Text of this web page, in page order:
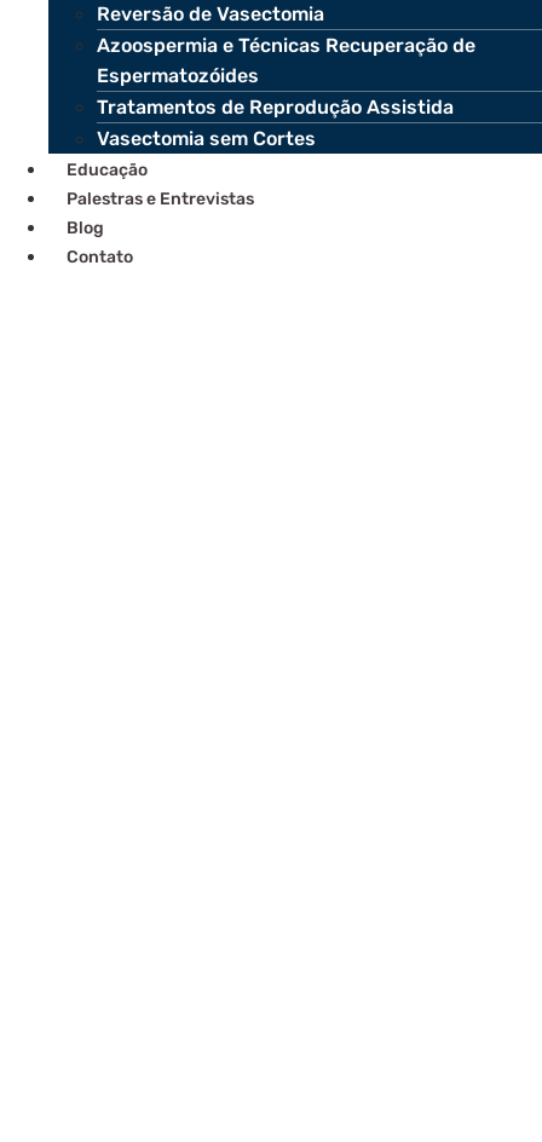
Reversão de Vasectomia
Azoospermia e Técnicas Recuperação de
Espermatozóides
Tratamentos de Reprodução Assistida
Vasectomia sem Cortes
Educação
Palestras e Entrevistas
Blog
Contato